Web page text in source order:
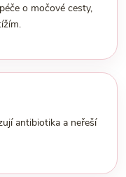
o močové cesty,
antibiotika a neřeší